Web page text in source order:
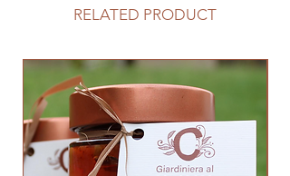
RELATED PRODUCT